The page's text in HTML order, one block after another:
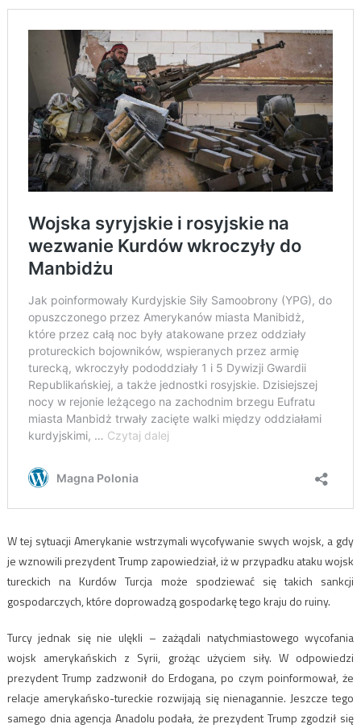
W tej sytuacji Amerykanie wstrzymali wycofywanie swych wojsk, a gdy
je wznowili prezydent Trump zapowiedział, iż w przypadku ataku wojsk
tureckich na Kurdów Turcja może spodziewać się takich sankcji
gospodarczych, które doprowadzą gospodarkę tego kraju do ruiny.
Turcy jednak się nie ulękli – zażądali natychmiastowego wycofania
wojsk amerykańskich z Syrii, grożąc użyciem siły. W odpowiedzi
prezydent Trump zadzwonił do Erdogana, po czym poinformował, że
relacje amerykańsko-tureckie rozwijają się nienagannie. Jeszcze tego
samego dnia agencja Anadolu podała, że prezydent Trump zgodził się